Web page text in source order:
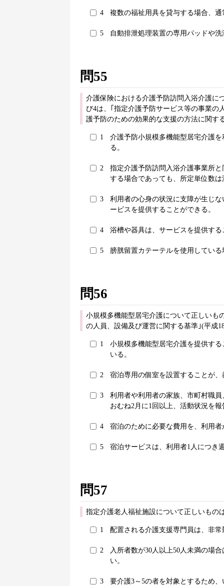
4 複数の福祉用具を貸与する場合、
5 自動排泄処理装置の専用パッドや
問55
介護保険における介護予防訪問入浴介護に
び4は、｢指定介護予防サービス等の事業の
護予防のための効果的な支援の方法に関す
1
介護予防小規模多機能型居宅介護
る。
2
指定介護予防訪問入浴介護事業所
する場合であっても、所定単位数
3
利用者の心身の状況に支障が生じ
ービスを提供することができる。
4 浴槽や器具は、サービスを提供す
5 膀胱留置カテーテルを使用してい
問56
小規模多機能型居宅介護について正しいも
の人員、設備及び運営に関する基準｣(平成
1
小規模多機能型居宅介護を提供す
いる。
2 宿泊専用の個室を設置することが
3
利用者や利用者の家族、市町村職
おむね2月に1回以上、活動状況を
4 宿泊のために必要な費用を、利用
5 宿泊サービスは、利用者1人につき
問57
指定介護老人福祉施設について正しいもの
1 配置される介護支援専門員は、非
2
入所者数が30人以上50人未満の場
い。
3
要介護3～5の者を対象とするため